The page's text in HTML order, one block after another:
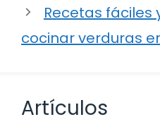
Recetas fáciles
cocinar verduras
Artículos